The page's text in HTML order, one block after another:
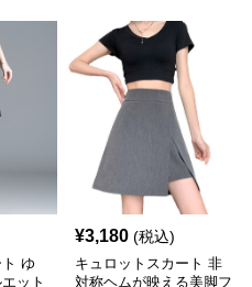
ゆ
ット
¥3,180 (税込)
キュロットスカート 非
対称ヘムが映える美脚フ